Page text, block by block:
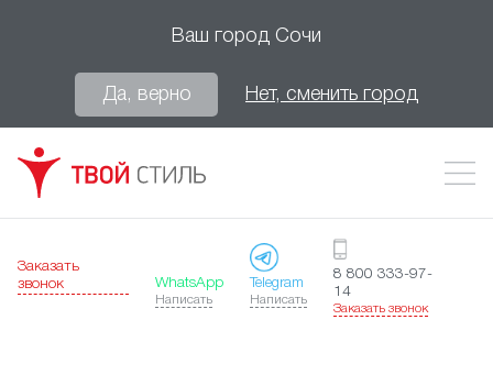
Ваш город Сочи
Да, верно Нет, сменить город
Заказать
звонок
WhatsApp
Написать
Telegram
Написать
8 800 333-97-
14
Заказать звонок